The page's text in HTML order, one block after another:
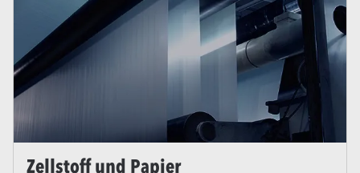
Zellstoff und Papier